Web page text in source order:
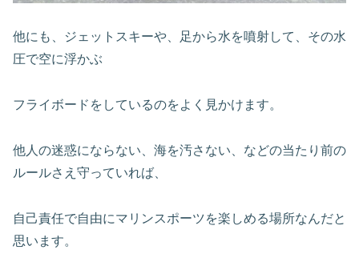
他にも、ジェットスキーや、足から水を噴射して、その水
圧で空に浮かぶ
フライボードをしているのをよく見かけます。
他人の迷惑にならない、海を汚さない、などの当たり前の
ルールさえ守っていれば、
自己責任で自由にマリンスポーツを楽しめる場所なんだと
思います。